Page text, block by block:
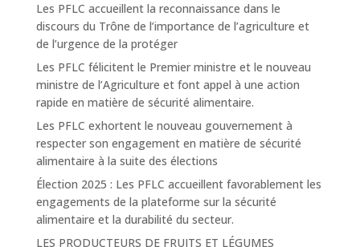
Les PFLC accueillent la reconnaissance dans le
discours du Trône de l’importance de l’agriculture et
de l’urgence de la protéger
Les PFLC félicitent le Premier ministre et le nouveau
ministre de l’Agriculture et font appel à une action
rapide en matière de sécurité alimentaire.
Les PFLC exhortent le nouveau gouvernement à
respecter son engagement en matière de sécurité
alimentaire à la suite des élections
Élection 2025 : Les PFLC accueillent favorablement les
engagements de la plateforme sur la sécurité
alimentaire et la durabilité du secteur.
LES PRODUCTEURS DE FRUITS ET LÉGUMES